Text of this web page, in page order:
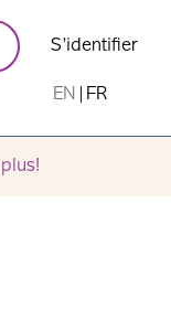
S’identifier
EN FR